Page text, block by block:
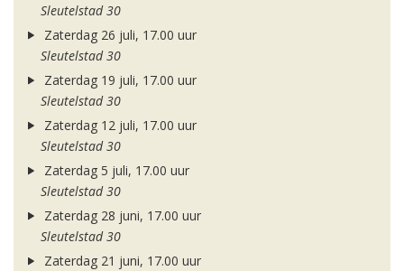
Sleutelstad 30
Zaterdag 26 juli, 17.00 uur
Sleutelstad 30
Zaterdag 19 juli, 17.00 uur
Sleutelstad 30
Zaterdag 12 juli, 17.00 uur
Sleutelstad 30
Zaterdag 5 juli, 17.00 uur
Sleutelstad 30
Zaterdag 28 juni, 17.00 uur
Sleutelstad 30
Zaterdag 21 juni, 17.00 uur